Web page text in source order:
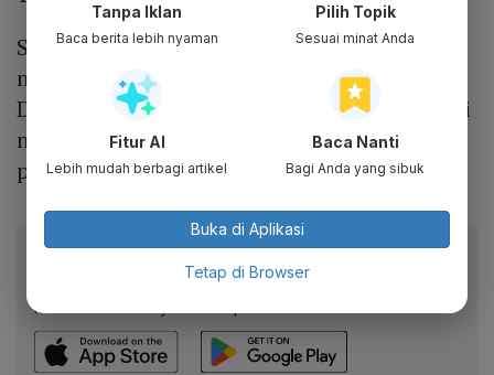
Sepanjang 2024, jumlah PHK kembali
meningkat 20,21% menjadi 77.965 orang.
Data ini menunjukkan bahwa tren PHK mulai
naik lagi setelah sempat menurun
pascapandemi.
Baca artikel ini lewat aplikasi mobile.
Dapatkan pengalaman membaca lebih nyaman dan nikmati
fitur menarik lainnya lewat aplikasi mobile Katadata.
Tanpa Iklan
Baca berita lebih nyaman
Pilih Topik
Sesuai minat Anda
Fitur AI
Lebih mudah berbagi artikel
Baca Nanti
Bagi Anda yang sibuk
Buka di Aplikasi
Tetap di Browser